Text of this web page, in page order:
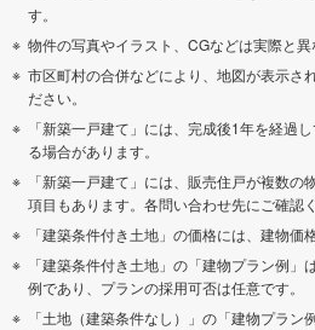
す。
物件の写真やイラスト、CGなどは実際と異
市区町村の合併などにより、地図が表示さ
ださい。
「新築一戸建て」には、完成後1年を経過
る場合があります。
「新築一戸建て」には、販売住戸が複数
項目もあります。各問い合わせ先にご確認く
「建築条件付き土地」の価格には、建物価
「建築条件付き土地」の「建物プラン例
例であり、プランの採用可否は任意です。
「土地（建築条件なし）」の「建物プラ